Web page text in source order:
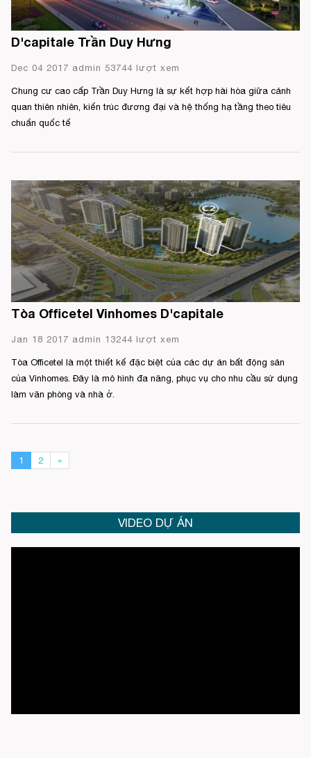
D'capitale Trần Duy Hưng
Dec 04 2017 admin 53744 lượt xem
Chung cư cao cấp Trần Duy Hưng là sự kết hợp hài hòa giữa cảnh
quan thiên nhiên, kiến trúc đương đại và hệ thống hạ tầng theo tiêu
chuẩn quốc tế
Tòa Officetel Vinhomes D'capitale
Jan 18 2017 admin 13244 lượt xem
Tòa Officetel là một thiết kế đặc biệt của các dự án bất động sản
của Vinhomes. Đây là mô hình đa năng, phục vụ cho nhu cầu sử dụng
làm văn phòng và nhà ở.
1 2 »
VIDEO DỰ ÁN